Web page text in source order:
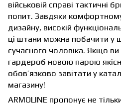
військовій справі тактичні
попит. Завдяки
дизайну, високій
ці штани можна побачити у
сучасного чоловіка. Якщо
гардероб новою парою
обов’язково завітати у
магазину!
ARMOLINE пропонує не